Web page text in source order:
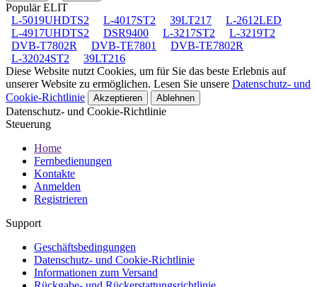
Populär ELIT
L-5019UHDTS2
L-4017ST2 39LT217
L-2612LED
L-4917UHDTS2
DSR9400 L-3217ST2
L-3219T2
DVB-T7802R
DVB-TE7801
DVB-TE7802R
L-32024ST2
39LT216
Diese Website nutzt Cookies, um für Sie das beste Erlebnis auf
unserer Website zu ermöglichen. Lesen Sie unsere Datenschutz- und
Cookie-Richtlinie
Akzeptieren Ablehnen
Datenschutz- und Cookie-Richtlinie
Steuerung
Home
Fernbedienungen
Kontakte
Anmelden
Registrieren
Support
Geschäftsbedingungen
Datenschutz- und Cookie-Richtlinie
Informationen zum Versand